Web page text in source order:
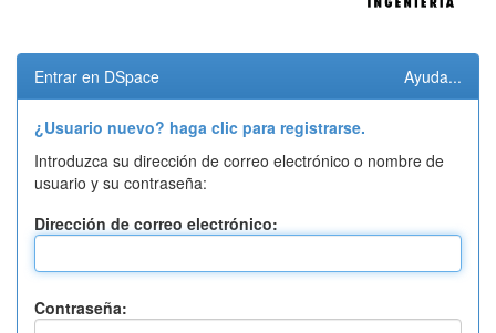
Entrar en DSpace Ayuda...
¿Usuario nuevo? haga clic para registrarse.
Introduzca su dirección de correo electrónico o nombre de
usuario y su contraseña:
Dirección de correo electrónico:
Contraseña: